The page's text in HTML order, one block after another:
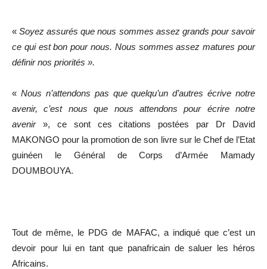
«Soyez assurés que nous sommes assez grands pour savoir
ce qui est bon pour nous. Nous sommes assez matures pour
définir nos priorités ».
« Nous n’attendons pas que quelqu’un d’autres écrive notre
avenir, c’est nous que nous attendons pour écrire notre
avenir», ce sont ces citations postées par Dr David
MAKONGO pour la promotion de son livre sur le Chef de l’Etat
guinéen le Général de Corps d’Armée Mamady
DOUMBOUYA.
Tout de même, le PDG de MAFAC, a indiqué que c’est un
devoir pour lui en tant que panafricain de saluer les héros
Africains.